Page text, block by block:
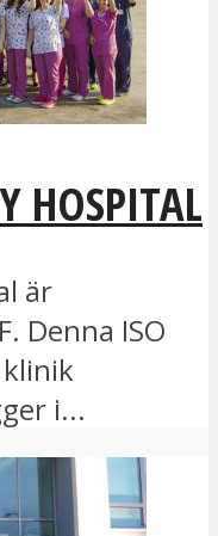
HOSPITAL
är
Denna ISO
i...